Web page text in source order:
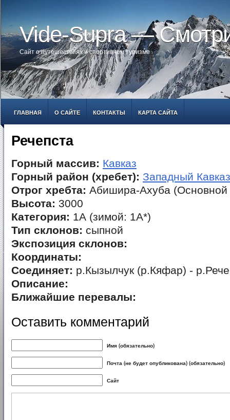
Vide-Supra —
Сайт о путешествиях и спортивном туризме
ГЛАВНАЯ О САЙТЕ КОНТАКТЫ КАРТА САЙТА
Речепста
Горный массив: Кавказ
Горный район (хребет): Западный Кавказ
Отрог хребта: Абишира-Ахуба (Основной
Высота: 3000
Категория: 1А (зимой: 1А*)
Тип склонов: сыпной
Экспозиция склонов:
Координаты:
Соединяет: р.Кызылчук (р.Кяфар) -
Описание:
Ближайшие перевалы:
Оставить комментарий
Имя (обязательно)
Почта (не будет опубликована) (обязательно)
Сайт